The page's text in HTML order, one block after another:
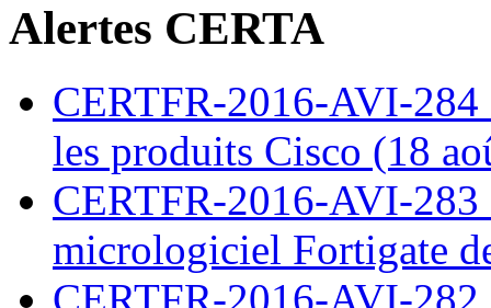
Alertes CERTA
CERTFR-2016-AVI-
les produits Cisco (18
CERTFR-2016-AVI-
micrologiciel Fortigate
CERTFR-2016-AVI-